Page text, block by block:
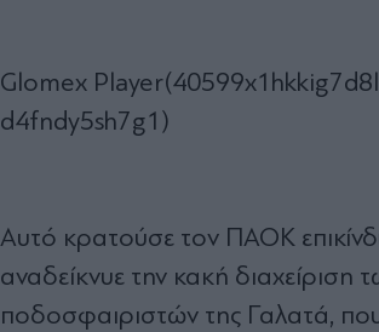
Glomex
d4fndy5sh7g1)
Αυτό κρατούσε τον ΠΑΟΚ
αναδείκνυε την κακή διαχείριση
ποδοσφαιριστών της Γαλατά,